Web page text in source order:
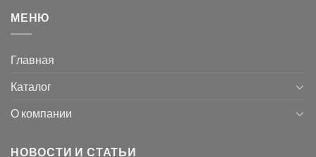
МЕНЮ
Главная
Каталог
О компании
НОВОСТИ И СТАТЬИ